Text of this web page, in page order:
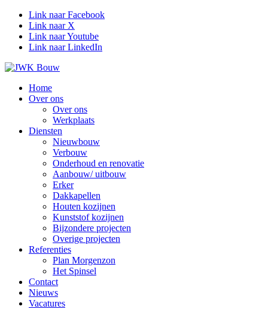
Link naar Facebook
Link naar X
Link naar Youtube
Link naar LinkedIn
Home
Over ons
Over ons
Werkplaats
Diensten
Nieuwbouw
Verbouw
Onderhoud en renovatie
Aanbouw/ uitbouw
Erker
Dakkapellen
Houten kozijnen
Kunststof kozijnen
Bijzondere projecten
Overige projecten
Referenties
Plan Morgenzon
Het Spinsel
Contact
Nieuws
Vacatures